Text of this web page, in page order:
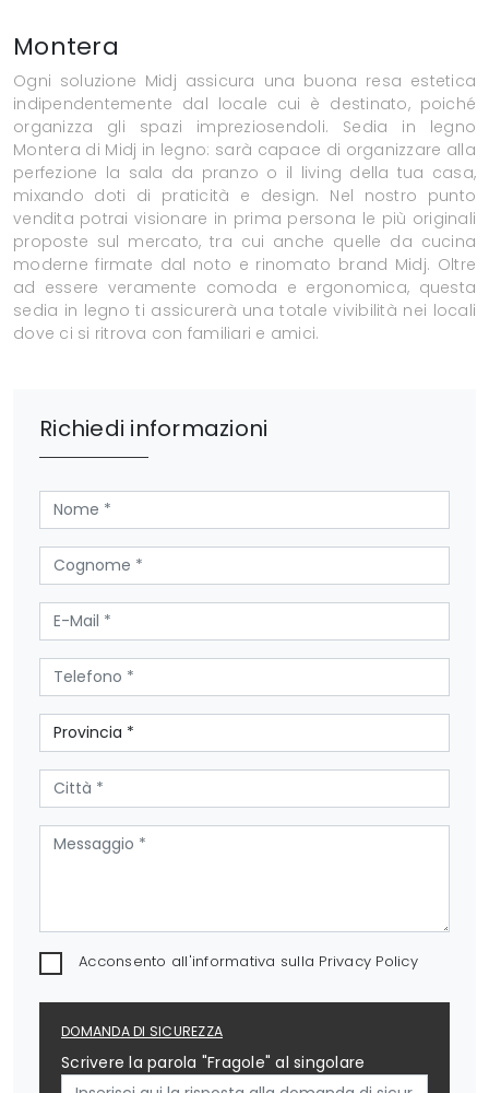
Montera
Ogni soluzione Midj assicura una buona resa estetica
indipendentemente dal locale cui è destinato, poiché
organizza gli spazi impreziosendoli. Sedia in legno
Montera di Midj in legno: sarà capace di organizzare alla
perfezione la sala da pranzo o il living della tua casa,
mixando doti di praticità e design. Nel nostro punto
vendita potrai visionare in prima persona le più originali
proposte sul mercato, tra cui anche quelle da cucina
moderne firmate dal noto e rinomato brand Midj. Oltre
ad essere veramente comoda e ergonomica, questa
sedia in legno ti assicurerà una totale vivibilità nei locali
dove ci si ritrova con familiari e amici.
Richiedi informazioni
Acconsento all'informativa sulla Privacy Policy
DOMANDA DI SICUREZZA
Scrivere la parola "Fragole" al singolare